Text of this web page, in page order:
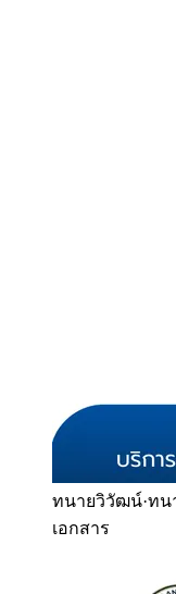
ทนายวิวัฒน์·ทน
เอกสาร